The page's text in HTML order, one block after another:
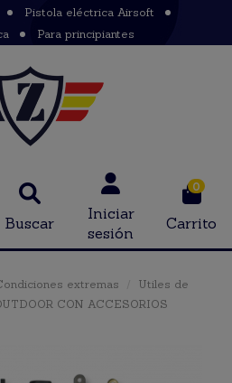
Pistola eléctrica Airsoft
Para principiantes
Buscar
Iniciar
sesión
0
Carrito
extremas
Utiles de
CON ACCESORIOS